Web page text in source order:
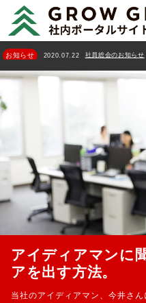
お知らせ 2020.07.22 社員総会のお知らせ
アイディアマンに
アを出す方法。
当社のアイディアマン、今井さ